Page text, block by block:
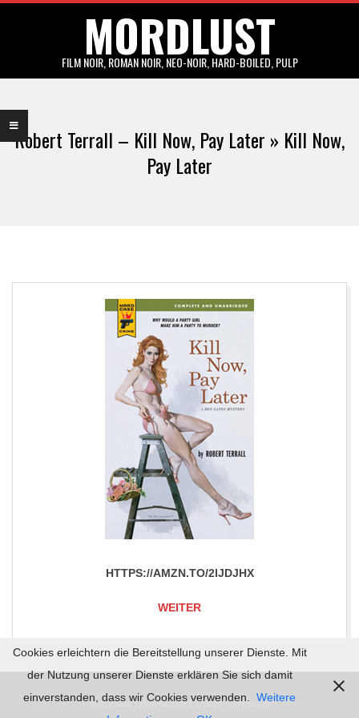
MORDLUST
FILM NOIR, ROMAN NOIR, NEO-NOIR, HARD-BOILED, PULP
Navigation
Menu
Robert Terrall – Kill Now, Pay Later » Kill Now,
Pay Later
HTTPS://AMZN.TO/2IJDJHX
WEITER
2017-
06-
04
Impressum |Datenschutz | © 2026mordlust.de
Cookies erleichtern die Bereitstellung unserer Dienste. Mit
der Nutzung unserer Dienste erklären Sie sich damit
einverstanden, dass wir Cookies verwenden.
Weitere